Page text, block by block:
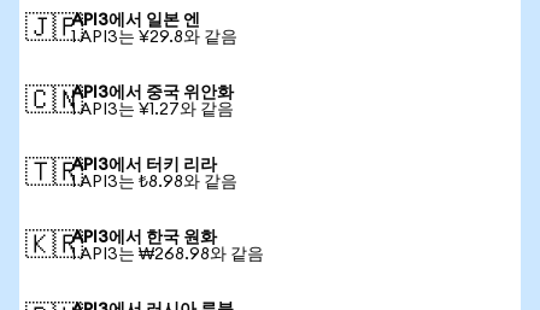
🇯🇵API3에서 일본 엔
1 API3는 ¥29.8와 같음
🇨🇳API3에서 중국 위안화
1 API3는 ¥1.27와 같음
🇹🇷API3에서 터키 리라
1 API3는 ₺8.98와 같음
🇰🇷API3에서 한국 원화
1 API3는 ₩268.98와 같음